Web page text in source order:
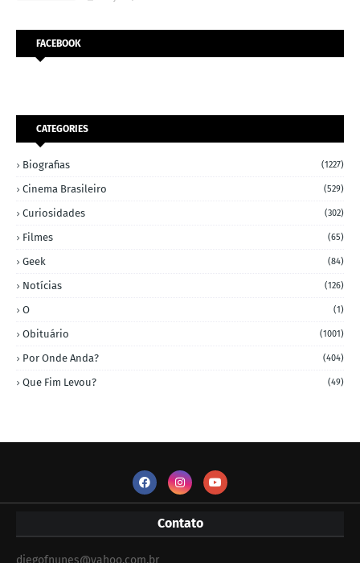
FACEBOOK
CATEGORIES
Biografias (1227)
Cinema Brasileiro (529)
Curiosidades (302)
Filmes (65)
Geek (84)
Notícias (126)
O (1)
Obituário (1001)
Por Onde Anda? (404)
Que Fim Levou? (49)
Contato
diegofnunes@yahoo.com.br